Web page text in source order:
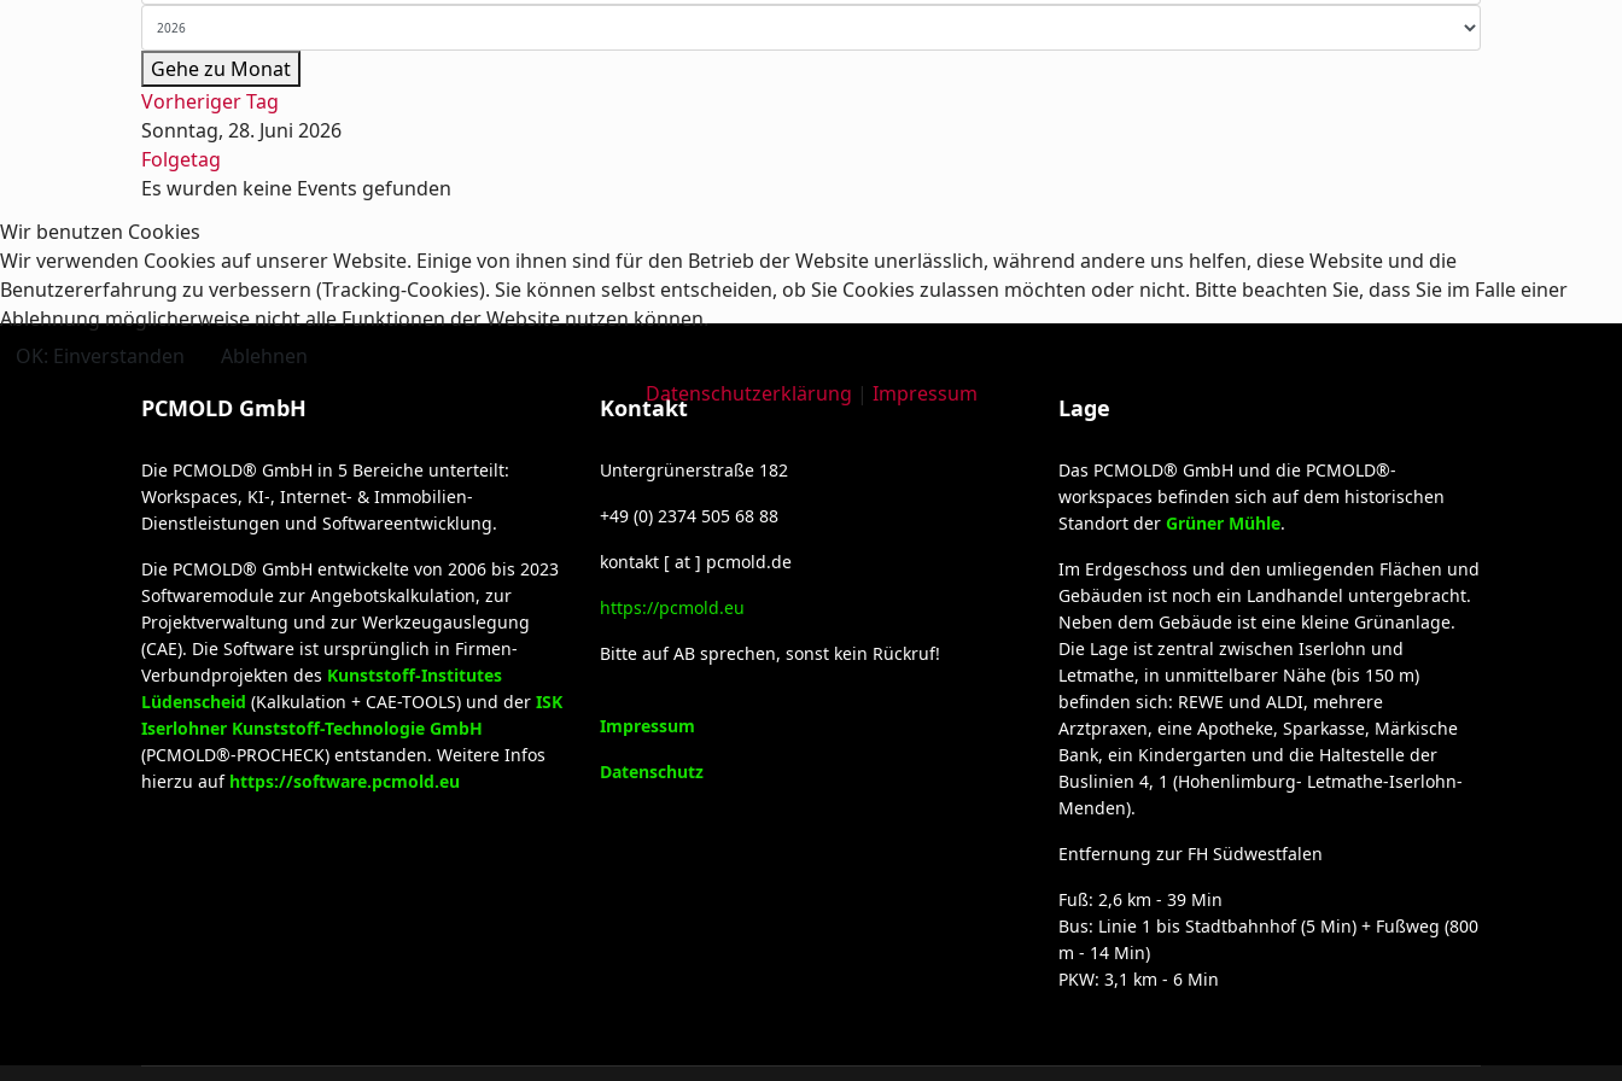
Gehe zu Monat
Vorheriger Tag
Sonntag, 28. Juni 2026
Folgetag
Es wurden keine Events gefunden
PCMOLD GmbH
Die PCMOLD® GmbH in 5 Bereiche unterteilt:
Workspaces, KI-, Internet- & Immobilien-
Dienstleistungen und Softwareentwicklung.
Die PCMOLD® GmbH entwickelte von 2006 bis 2023
Softwaremodule zur Angebotskalkulation, zur
Projektverwaltung und zur Werkzeugauslegung
(CAE). Die Software ist ursprünglich in Firmen-
Verbundprojekten des Kunststoff-Institutes
Lüdenscheid (Kalkulation + CAE-TOOLS) und der ISK
Iserlohner Kunststoff-Technologie GmbH
(PCMOLD®-PROCHECK) entstanden. Weitere Infos
hierzu auf https://software.pcmold.eu
Kontakt
Untergrünerstraße 182
+49 (0) 2374 505 68 88
kontakt [ at ] pcmold.de
https://pcmold.eu
Bitte auf AB sprechen, sonst kein Rückruf!
Impressum
Datenschutz
Lage
Das PCMOLD® GmbH und die PCMOLD®-
workspaces befinden sich auf dem historischen
Standort der Grüner Mühle.
Im Erdgeschoss und den umliegenden Flächen und
Gebäuden ist noch ein Landhandel untergebracht.
Neben dem Gebäude ist eine kleine Grünanlage.
Die Lage ist zentral zwischen Iserlohn und
Letmathe, in unmittelbarer Nähe (bis 150 m)
befinden sich: REWE und ALDI, mehrere
Arztpraxen, eine Apotheke, Sparkasse, Märkische
Bank, ein Kindergarten und die Haltestelle der
Buslinien 4, 1 (Hohenlimburg- Letmathe-Iserlohn-
Menden).
Entfernung zur FH Südwestfalen
Fuß: 2,6 km - 39 Min
Bus: Linie 1 bis Stadtbahnhof (5 Min) + Fußweg (800
m - 14 Min)
PKW: 3,1 km - 6 Min
Wir benutzen Cookies
Wir verwenden Cookies auf unserer Website. Einige von ihnen sind für den Betrieb der Website unerlässlich, während andere uns helfen, diese Website und die
Benutzererfahrung zu verbessern (Tracking-Cookies). Sie können selbst entscheiden, ob Sie Cookies zulassen möchten oder nicht. Bitte beachten Sie, dass Sie im Falle einer
Ablehnung möglicherweise nicht alle Funktionen der Website nutzen können.
OK: Einverstanden
Ablehnen
Datenschutzerklärung | Impressum